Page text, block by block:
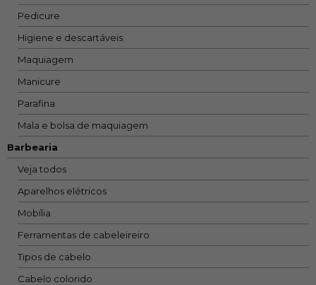
Pedicure
Higiene e descartáveis
Maquiagem
Manicure
Parafina
Mala e bolsa de maquiagem
Barbearia
Veja todos
Aparelhos elétricos
Mobília
Ferramentas de cabeleireiro
Tipos de cabelo
Cabelo colorido